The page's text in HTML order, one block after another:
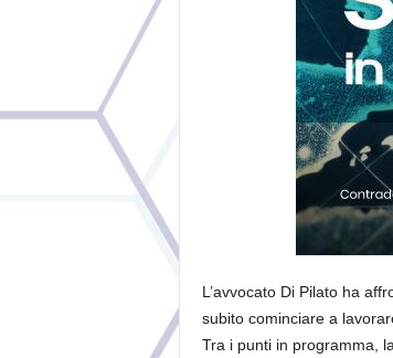
L’avvocato Di Pilato ha
subito cominciare a
Tra i punti in programma, la